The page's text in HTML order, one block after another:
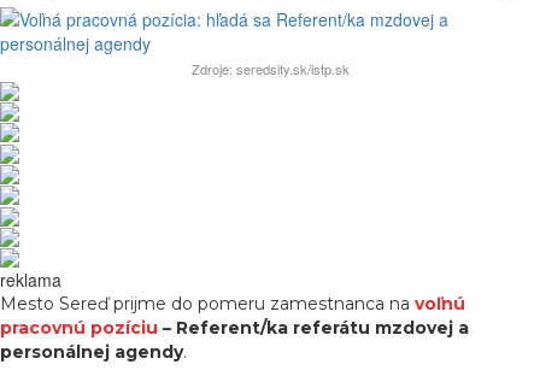
Zdroje: seredsity.sk/istp.sk
reklama
Mesto Sereď prijme do pomeru zamestnanca na voľnú
pracovnú pozíciu – Referent/ka referátu mzdovej a
personálnej agendy.